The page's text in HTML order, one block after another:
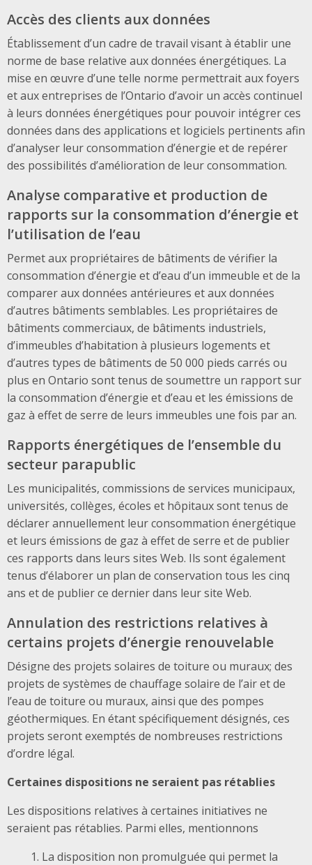
Accès des clients aux données
Établissement d’un cadre de travail visant à établir une
norme de base relative aux données énergétiques. La
mise en œuvre d’une telle norme permettrait aux foyers
et aux entreprises de l’Ontario d’avoir un accès continuel
à leurs données énergétiques pour pouvoir intégrer ces
données dans des applications et logiciels pertinents afin
d’analyser leur consommation d’énergie et de repérer
des possibilités d’amélioration de leur consommation.
Analyse comparative et production de
rapports sur la consommation d’énergie et
l’utilisation de l’eau
Permet aux propriétaires de bâtiments de vérifier la
consommation d’énergie et d’eau d’un immeuble et de la
comparer aux données antérieures et aux données
d’autres bâtiments semblables. Les propriétaires de
bâtiments commerciaux, de bâtiments industriels,
d’immeubles d’habitation à plusieurs logements et
d’autres types de bâtiments de 50 000 pieds carrés ou
plus en Ontario sont tenus de soumettre un rapport sur
la consommation d’énergie et d’eau et les émissions de
gaz à effet de serre de leurs immeubles une fois par an.
Rapports énergétiques de l’ensemble du
secteur parapublic
Les municipalités, commissions de services municipaux,
universités, collèges, écoles et hôpitaux sont tenus de
déclarer annuellement leur consommation énergétique
et leurs émissions de gaz à effet de serre et de publier
ces rapports dans leurs sites Web. Ils sont également
tenus d’élaborer un plan de conservation tous les cinq
ans et de publier ce dernier dans leur site Web.
Annulation des restrictions relatives à
certains projets d’énergie renouvelable
Désigne des projets solaires de toiture ou muraux; des
projets de systèmes de chauffage solaire de l’air et de
l’eau de toiture ou muraux, ainsi que des pompes
géothermiques. En étant spécifiquement désignés, ces
projets seront exemptés de nombreuses restrictions
d’ordre légal.
Certaines dispositions ne seraient pas rétablies
Les dispositions relatives à certaines initiatives ne
seraient pas rétablies. Parmi elles, mentionnons
La disposition non promulguée qui permet la